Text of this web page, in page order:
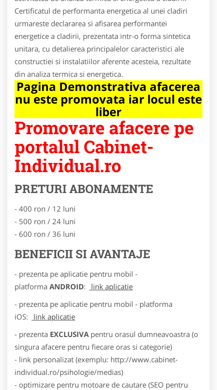
Certificatul de performanta energetica al unei cladiri
urmareste declararea si afisarea performantei
energetice a cladirii, prezentata intr-o forma sintetica
unitara, cu detalierea principalelor caracteristici ale
constructiei si instalatiilor aferente acesteia, rezultate
din analiza termica si energetica.
Pagina Demonstrativa afacerea
nu este promovata iar locul este
liber
Promovare afacere pe
portalul Cabinet-
Individual.ro
PRETURI ABONAMENTE
- 400 ron / 12 luni
- 500 ron / 24 luni
- 600 ron / 36 luni
BENEFICII SI AVANTAJE
- prezenta pe aplicatie pentru mobil -
platforma ANDROID:
link aplicatie
- prezenta pe aplicatie pentru mobil - platforma
iOS:
link aplicatie
- prezenta EXCLUSIVA pentru orasul dumneavoastra (o
singura afacere pentru fiecare oras si categorie)
- link personalizat (exemplu: http://www.cabinet-
individual.ro/psihologie/medias)
- optimizare pentru motoare de cautare (SEO pentru